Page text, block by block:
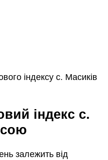
індексу с. Масиків
залежить від